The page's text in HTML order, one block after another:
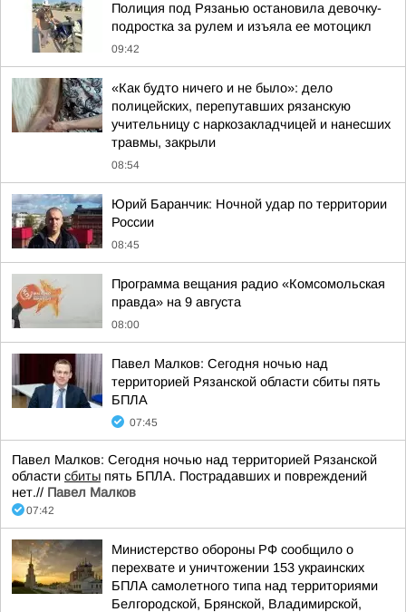
Полиция под Рязанью остановила девочку-
подростка за рулем и изъяла ее мотоцикл
09:42
«Как будто ничего и не было»: дело
полицейских, перепутавших рязанскую
учительницу с наркозакладчицей и нанесших
травмы, закрыли
08:54
Юрий Баранчик: Ночной удар по территории
России
08:45
Программа вещания радио «Комсомольская
правда» на 9 августа
08:00
Павел Малков: Сегодня ночью над
территорией Рязанской области сбиты пять
БПЛА
07:45
Павел Малков: Сегодня ночью над территорией Рязанской
области сбиты пять БПЛА. Пострадавших и повреждений
нет.// Павел Малков
07:42
Министерство обороны РФ сообщило о
перехвате и уничтожении 153 украинских
БПЛА самолетного типа над территориями
Белгородской, Брянской, Владимирской,